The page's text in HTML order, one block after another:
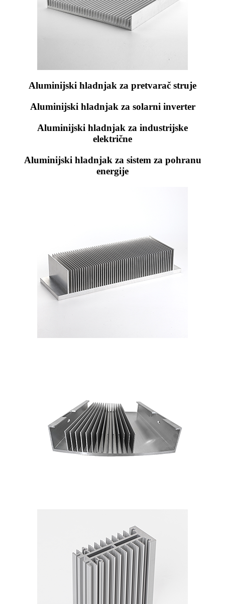
Aluminijski hladnjak za pretvarač struje
Aluminijski hladnjak za solarni inverter
Aluminijski hladnjak za industrijske
električne
Aluminijski hladnjak za sistem za pohranu
energije